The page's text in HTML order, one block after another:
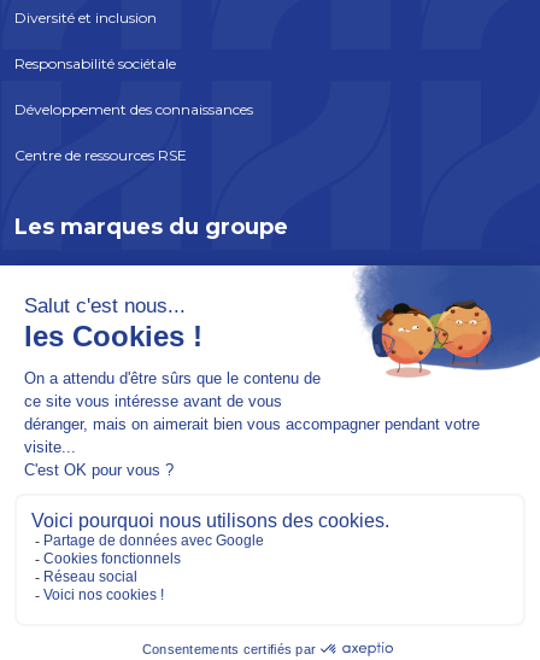
Diversité et inclusion
Responsabilité sociétale
Développement des connaissances
Centre de ressources RSE
Les marques du groupe
INCOBOIS
SOREPRO
© 2026 HERIGE - Conçu parLamour du Web